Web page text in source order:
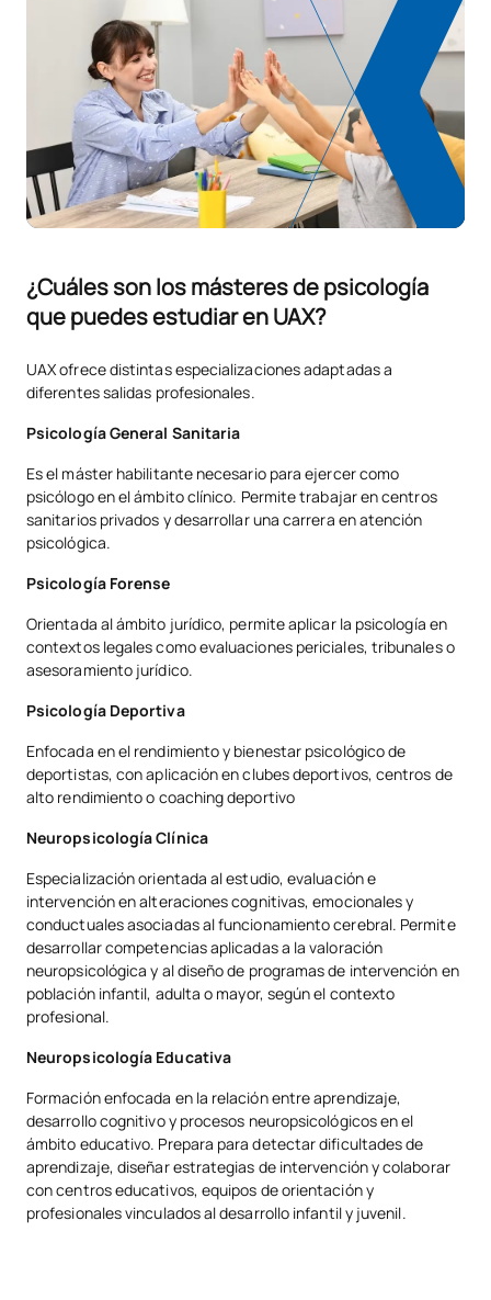
¿Cuáles son los másteres de psicología
que puedes estudiar en UAX?
UAX ofrece distintas especializaciones adaptadas a
diferentes salidas profesionales.
Psicología General Sanitaria
Es el máster habilitante necesario para ejercer como
psicólogo en el ámbito clínico. Permite trabajar en centros
sanitarios privados y desarrollar una carrera en atención
psicológica.
Psicología Forense
Orientada al ámbito jurídico, permite aplicar la psicología en
contextos legales como evaluaciones periciales, tribunales o
asesoramiento jurídico.
Psicología Deportiva
Enfocada en el rendimiento y bienestar psicológico de
deportistas, con aplicación en clubes deportivos, centros de
alto rendimiento o coaching deportivo
Neuropsicología Clínica
Especialización orientada al estudio, evaluación e
intervención en alteraciones cognitivas, emocionales y
conductuales asociadas al funcionamiento cerebral. Permite
desarrollar competencias aplicadas a la valoración
neuropsicológica y al diseño de programas de intervención en
población infantil, adulta o mayor, según el contexto
profesional.
Neuropsicología Educativa
Formación enfocada en la relación entre aprendizaje,
desarrollo cognitivo y procesos neuropsicológicos en el
ámbito educativo. Prepara para detectar dificultades de
aprendizaje, diseñar estrategias de intervención y colaborar
con centros educativos, equipos de orientación y
profesionales vinculados al desarrollo infantil y juvenil.